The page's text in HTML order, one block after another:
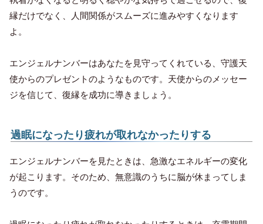
縁だけでなく、人間関係がスムーズに進みやすくなります
よ。
エンジェルナンバーはあなたを見守ってくれている、守護天
使からのプレゼントのようなものです。天使からのメッセー
ジを信じて、復縁を成功に導きましょう。
過眠になったり疲れが取れなかったりする
エンジェルナンバーを見たときは、急激なエネルギーの変化
が起こります。そのため、無意識のうちに脳が休まってしま
うのです。